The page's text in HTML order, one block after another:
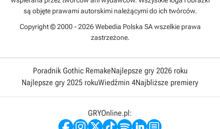
są objęte prawami autorskimi należącymi do ich twórców.
Copyright © 2000 - 2026 Webedia Polska SA wszelkie prawa
zastrzeżone.
Poradnik Gothic RemakeNajlepsze gry 2026 roku
Najlepsze gry 2025 rokuWiedźmin 4Najbliższe premiery
GRYOnline.pl: